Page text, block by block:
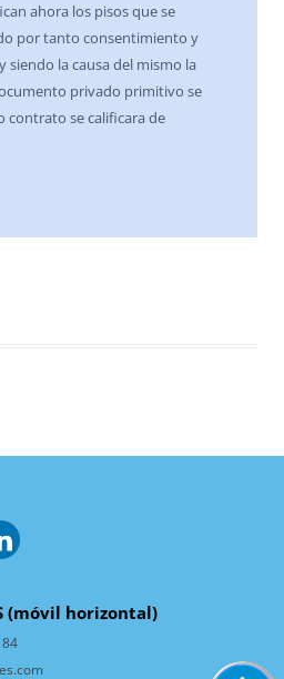
ahora los pisos que se
por tanto consentimiento y
la causa del mismo la
privado primitivo se
contrato se calificara de
(móvil horizontal)
84